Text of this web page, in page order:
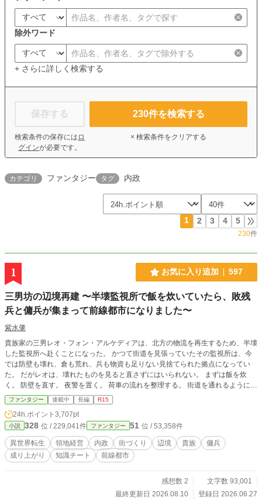
除外ワード
+ さらに詳しく検索する
保存する
検索条件の保存には ロ
グインが必要です。
230件を検索する
× 検索条件をクリアする
カテゴリ ファンタジー タグ 内政
1 2 3 4 5
230件
1 お気に入り追加 597
三男坊の辺境再建 〜半壊監視所で飯を炊いていたら、敗残
兵と傭兵が集まって前線都市になりました〜
紫水肇
貴族家の三男レオ・フォン・アルケディアは、北方の物流を再生するため、半壊
した監視所へ赴くことになった。 かつて街道を見張っていたその監視所は、今
では防壁も壊れ、倉も荒れ、兵も物資も足りない見捨てられた拠点になってい
た。 だがレオは、壊れたものを見ると直さずにはいられない。 まずは飯を炊
く。 防壁を直す。 夜警を置く。 荷車の流れを整理する。 街道を通れるようにす
る。 そんな地味な改善を積み重ねているうちに、監視所には少しずつ人が集ま
り始める。 北方から逃れてきた敗残兵。 雇われていたはずの傭兵団。 荷を運ぶ
商人。 行き場を失った避難民。 魔術院の事情を抱えた魔術師。 彼らに飯を出
し、寝床を用意し、役割を与え、名前を与えていくうちに、半壊した監視所はた
だの拠点ではなくなっていく。 灰狼団、黒犬団、北壁兵団、赤角団、雪鴉。 荒
くれたちを束ね、魔狼の脅威に立ち向かい、冬を越えるための仕組みを作りなが
ら、レオは北方の物流と人の流れを少しずつ取り戻していく。 やがて監視所
これは、三男坊のレオが、飯と防壁と現場改善で見捨てられた北方を再建してい
く物語。 そして、冬を越えた街で自分の生きる場所を見つけるまでの物語であ
ファンタジー 連載中 長編 R15
24h.ポイント 3,707pt
小説 328 位 / 229,041件 ファンタジー 51 位 / 53,358件
異世界転生 領地経営 内政 街づくり 辺境 貴族
傭兵
成り上がり
知識チート 前線都市
感想数 2
文字数 93,001
最終更新日 2026.08.10
登録日 2026.06.27